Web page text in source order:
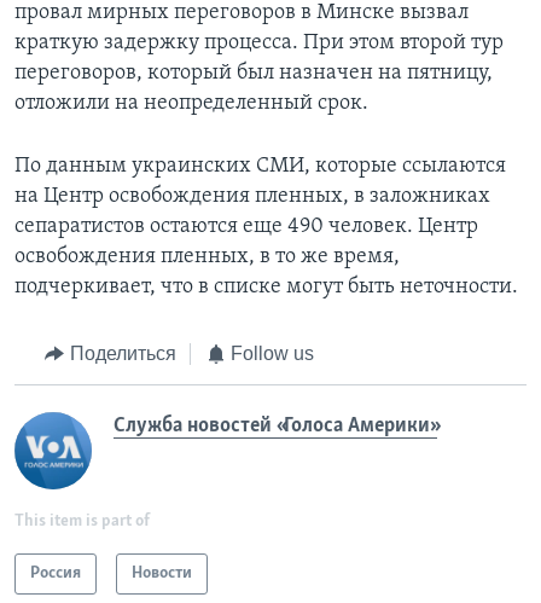
провал мирных переговоров в Минске вызвал
краткую задержку процесса. При этом второй тур
переговоров, который был назначен на пятницу,
отложили на неопределенный срок.
По данным украинских СМИ, которые ссылаются
на Центр освобождения пленных, в заложниках
сепаратистов остаются еще 490 человек. Центр
освобождения пленных, в то же время,
подчеркивает, что в списке могут быть неточности.
Поделиться Follow us
Служба новостей «Голоса Америки»
This item is part of
Россия Новости